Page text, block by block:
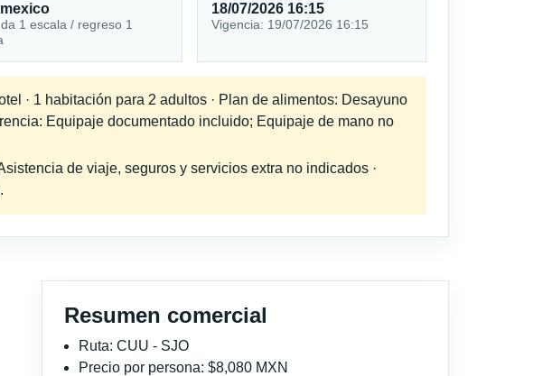
1 escala / regreso 1
18/07/2026 16:15
Vigencia: 19/07/2026 16:15
· 1 habitación para 2 adultos · Plan de alimentos: Desayuno
Equipaje documentado incluido; Equipaje de mano no
de viaje, seguros y servicios extra no indicados ·
Resumen comercial
Ruta: CUU - SJO
Precio por persona: $8,080 MXN